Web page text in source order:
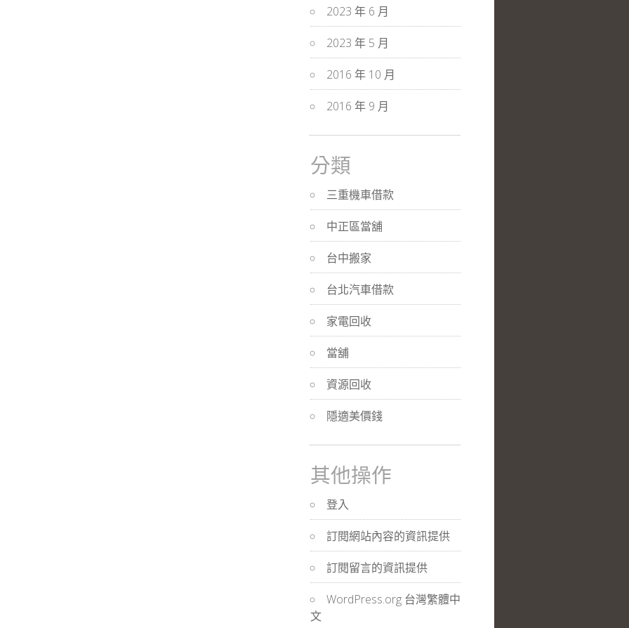
2023 年 6 月
2023 年 5 月
2016 年 10 月
2016 年 9 月
分類
三重機車借款
中正區當舖
台中搬家
台北汽車借款
家電回收
當舖
資源回收
隱適美價錢
其他操作
登入
訂閱網站內容的資訊提供
訂閱留言的資訊提供
WordPress.org 台灣繁體中
文